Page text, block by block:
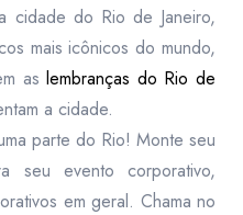
cidade do Rio de Janeiro,
mais icônicos do mundo,
aslembranças do Rio de
a cidade.
parte do Rio! Monte seu
seu evento corporativo,
em geral. Chama no